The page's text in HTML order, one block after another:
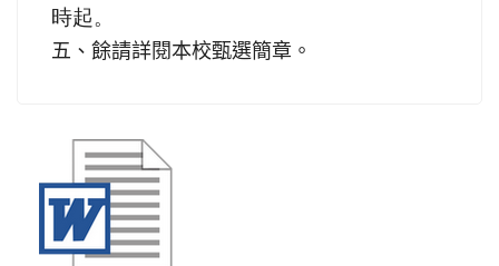
時起。
五、餘請詳閱本校甄選簡章。